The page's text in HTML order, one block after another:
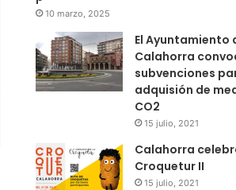
10 marzo, 2025
El Ayuntamiento
Calahorra
subvenciones
adquisión de
CO2
15 julio, 2021
Calahorra
Croquetur II
15 julio, 2021